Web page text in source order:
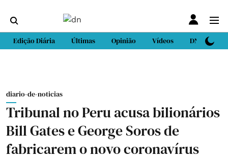
Edição Diária Últimas Opinião Vídeos DN Sport
diario-de-noticias
Tribunal no Peru acusa bilionários
Bill Gates e George Soros de
fabricarem o novo coronavírus